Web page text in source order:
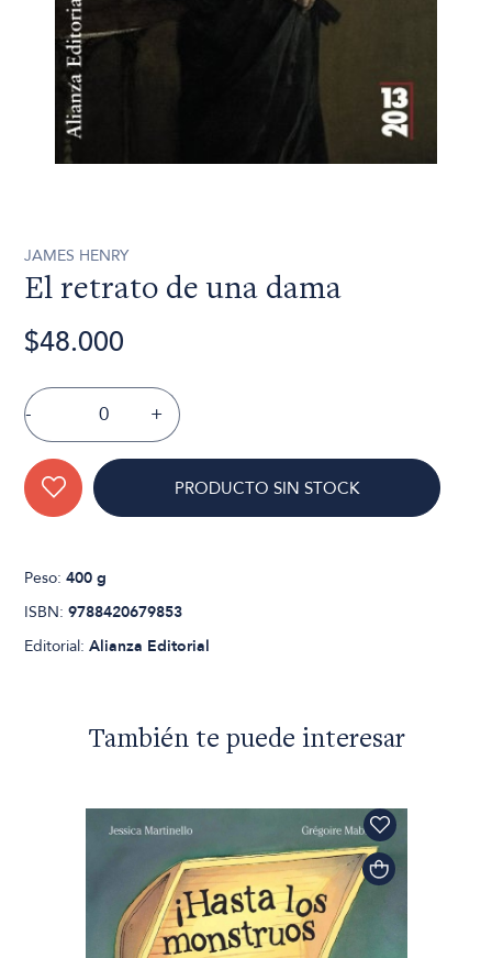
JAMES HENRY
El retrato de una dama
$48.000
- +
PRODUCTO SIN STOCK
Peso:400 g
ISBN:9788420679853
Editorial:Alianza Editorial
También te puede interesar